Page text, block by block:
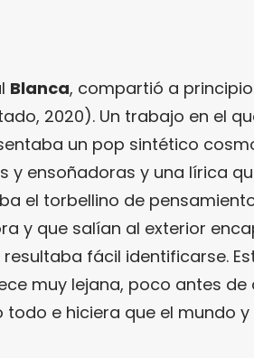
Blanca, compartió a
2020). Un trabajo en el
un pop sintético
y ensoñadoras y una lírica
el torbellino de
y que salían al exterior
fácil identificarse.
muy lejana, poco antes de
e hiciera que el mundo